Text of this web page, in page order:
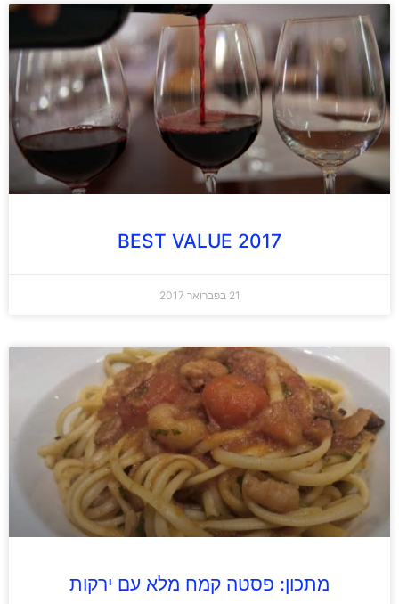
BEST VALUE 2017
21 בפברואר 2017
מתכון: פסטה קמח מלא עם ירקות